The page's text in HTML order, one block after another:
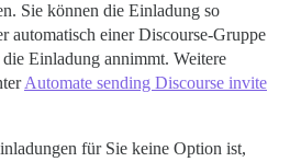
Sie können die Einladung so
automatisch einer Discourse-Gruppe
Einladung annimmt. Weitere
Automate sending Discourse invite
für Sie keine Option ist,